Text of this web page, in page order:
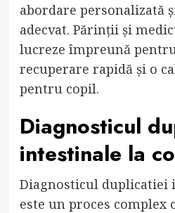
abordare personalizată
adecvat. Părinții și
lucreze împreună
recuperare rapidă și o
pentru copil.
Diagnosticul
intestinale la
Diagnosticul duplicatiei
este un proces complex